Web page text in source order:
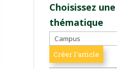
Choisissez une
thématique